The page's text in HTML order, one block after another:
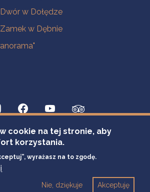
w Dołędze
w Dębnie
cookie na tej stronie, aby
korzystania.
wyrażasz na to zgodę.
Akceptuję
Nie, dziękuje